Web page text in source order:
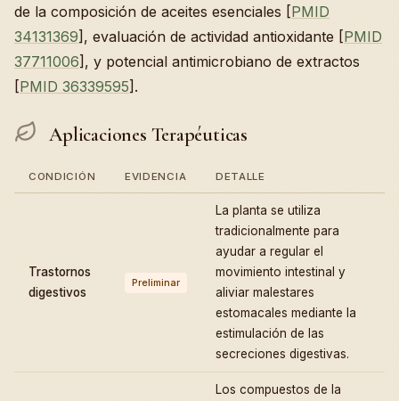
de la composición de aceites esenciales [PMID
34131369], evaluación de actividad antioxidante [PMID
37711006], y potencial antimicrobiano de extractos
[PMID 36339595].
Aplicaciones Terapéuticas
CONDICIÓN EVIDENCIA DETALLE
Trastornos
digestivos
Preliminar
La planta se utiliza
tradicionalmente para
ayudar a regular el
movimiento intestinal y
aliviar malestares
estomacales mediante la
estimulación de las
secreciones digestivas.
Los compuestos de la